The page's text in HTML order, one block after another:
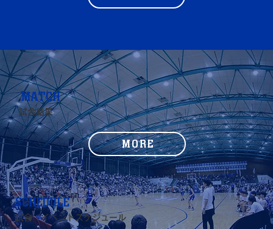
MATCH
試合結果
MORE
SCHEDULE
試合・イベントスケジュール